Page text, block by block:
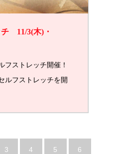
11/3(木)・
フストレッチ開催！
ルフストレッチを開
3 4 5 6